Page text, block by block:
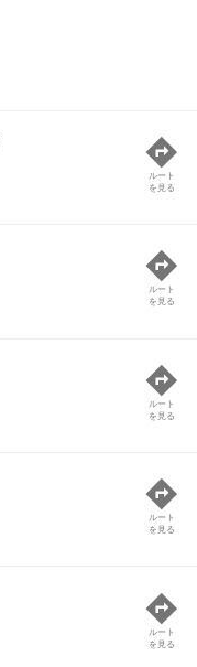
ルート
を見る
ルート
を見る
ルート
を見る
ルート
を見る
ルート
を見る